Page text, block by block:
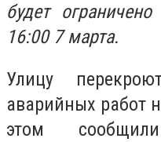
будет
16:00 7 марта.
Улицу
аварийных работ
этом